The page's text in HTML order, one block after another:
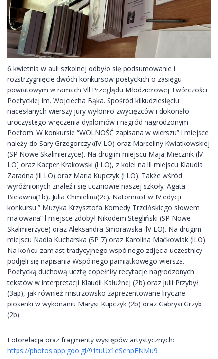
6 kwietnia w auli szkolnej odbyło się podsumowanie i
rozstrzygnięcie dwóch konkursow poetyckich o zasięgu
powiatowym w ramach Vll Przeglądu Młodzieżowej Twórczości
Poetyckiej im. Wojciecha Bąka. Spośród kilkudziesięciu
nadesłanych wierszy jury wyłoniło zwycięzców i dokonało
uroczystego wręczenia dyplomów i nagród nagrodzonym
Poetom. W konkursie “WOLNOŚĆ zapisana w wierszu” l miejsce
należy do Sary Grzegorczyk(lV LO) oraz Marceliny Kwiatkowskiej
(SP Nowe Skalmierzyce). Na drugim miejscu Maja Miecznik (lV
LO) oraz Kacper Krakowski (l LO), z kolei na lll miejscu Klaudia
Zaradna (lll LO) oraz Maria Kupczyk (l LO). Także wśród
wyróżnionych znaleźli się uczniowie naszej szkoły: Agata
Bielawna(1b), Julia Chmielina(2c). Natomiast w IV edycji
konkursu ” Muzyka Krzysztofa Komedy Trzcińskiego słowem
malowana” l miejsce zdobył Nikodem Stegliński (SP Nowe
Skalmierzyce) oraz Aleksandra Smorawska (lV LO). Na drugim
miejscu Nadia Kucharska (SP 7) oraz Karolina Maćkowiak (lLO).
Na końcu zamiast tradycyjnego wspólnego zdjęcia uczestnicy
podjęli się napisania Wspólnego pamiątkowego wiersza.
Poetycką duchową ucztę dopełniły recytacje nagrodzonych
tekstów w interpretacji Klaudii Kałużnej (2b) oraz Julii Przybył
(3ap), jak również mistrzowsko zaprezentowane liryczne
piosenki w wykonaniu Marysi Kupczyk (2b) oraz Gabrysi Grzyb
(2b).
Fotorelacja oraz fragmenty występów artystycznych:
https://photos.app.goo.gl/91tuUx1eSenpFNMu9